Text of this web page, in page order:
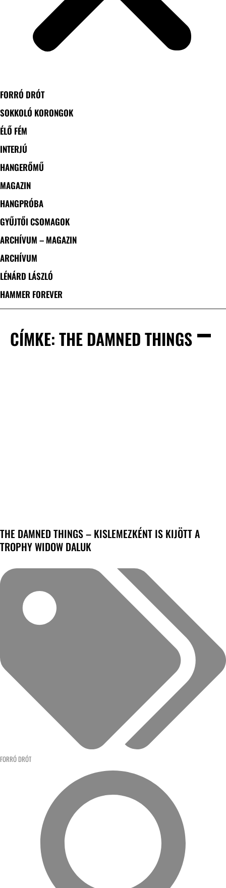
FORRÓ DRÓT
SOKKOLÓ KORONGOK
ÉLŐ FÉM
INTERJÚ
HANGERŐMŰ
MAGAZIN
HANGPRÓBA
GYŰJTŐI CSOMAGOK
ARCHÍVUM – MAGAZIN
ARCHÍVUM
LÉNÁRD LÁSZLÓ
HAMMER FOREVER
CÍMKE: THE DAMNED THINGS
THE DAMNED THINGS – KISLEMEZKÉNT IS KIJÖTT A
TROPHY WIDOW DALUK
FORRÓ DRÓT